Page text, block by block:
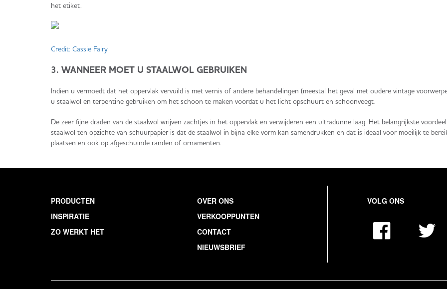
het etiket.
Credit: Cassie Fairy
3. WANNEER MOET U STAALWOL GEBRUIKEN
Indien u vermoedt dat het oppervlak vervuild is met vernis of andere behandelingen (meestal het geval met oudere vintage
u staalwol en terpentine gebruiken om het schoon te maken voordat u het licht opschuurt en schoonveegt.
De zeer fijne draden van de staalwol wrijven zachtjes in het oppervlak en verwijderen een ultradunne laag. Het belangrijkste
staalwol ten opzichte van schuurpapier is dat de staalwol in bijna elke vorm kan samendrukken en dat is ideaal voor moeilijk te
plaatsen en ook op afgeschuinde randen of ornamenten.
PRODUCTEN
INSPIRATIE
ZO WERKT HET
OVER ONS
VERKOOPPUNTEN
CONTACT
NIEUWSBRIEF
VOLG ONS